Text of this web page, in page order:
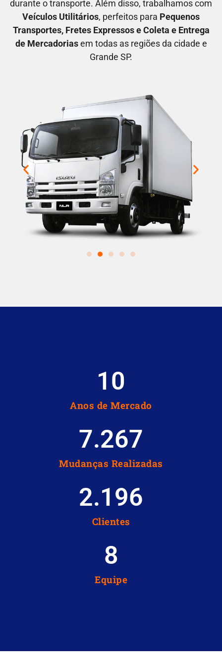
durante o transporte. Além disso, trabalhamos com
Veículos Utilitários, perfeitos para Pequenos
Transportes, Fretes Expressose Coleta e Entrega
de Mercadoriasem todas as regiões da cidade e
Grande SP.
Anos de Mercado
10
Mudanças Realizadas
7.267
Clientes
2.196
Equipe
8